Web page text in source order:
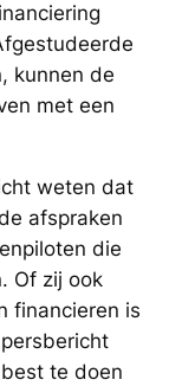
kunnen de
met een
weten dat
afspraken
die
Of zij ook
financieren is
te doen